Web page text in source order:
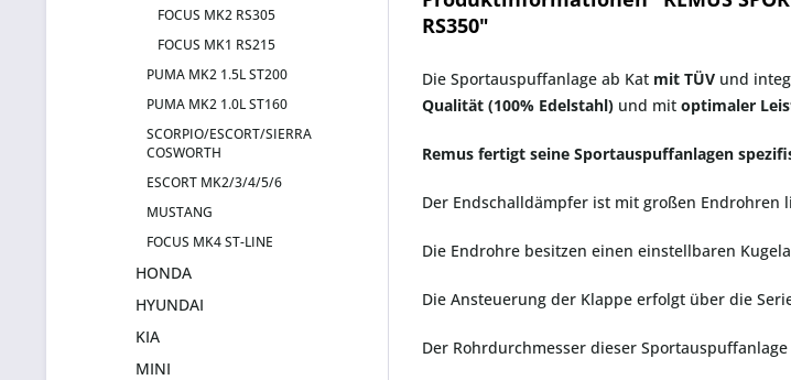
FOCUS MK2 RS305
FOCUS MK1 RS215
PUMA MK2 1.5L ST200
PUMA MK2 1.0L ST160
SCORPIO/ESCORT/SIERRA
COSWORTH
ESCORT MK2/3/4/5/6
MUSTANG
FOCUS MK4 ST-LINE
HONDA
HYUNDAI
KIA
MINI
RS350"
Die Sportauspuffanlage ab Kat mit TÜV und
Qualität (100% Edelstahl) und mit optimaler
Remus fertigt seine Sportauspuffanlagen
Der Endschalldämpfer ist mit großen
Die Endrohre besitzen einen einstellbaren
Die Ansteuerung der Klappe erfolgt über die
Der Rohrdurchmesser dieser